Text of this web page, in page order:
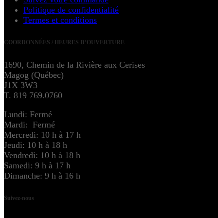
Politique de confidentialité
Termes et conditions
COORDONNÉES / HEURES D’OUVERTURE
1690, Chemin de la Rivière aux Cerises
Magog (Québec)
J1X 3W3
T. 819 769.0760
Lundi: Fermé
Mardi: Fermé
Mercredi: 10 h à 17 h
Jeudi: 10 h à 18 h
Vendredi: 10 h à 18 h
Samedi: 9 h à 17 h
Dimanche: 9 h à 16 h
Suivez-nous